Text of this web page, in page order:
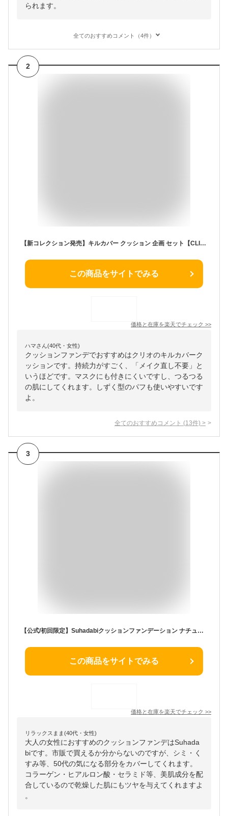
られます。
全てのおすすめコメント（4件）
2
【新コレクション発売】キルカバー クッション 企画 セット【CLIO（クリオ）公式】メイク クッションファンデ ファンデ ベース カバー力 毛穴カバー メッシュ グロウ 韓国ヘリテージ コレクション 韓国 コスメ
この商品をサイトでみる
価格と在庫を楽天でチェック >>
ハマさん(40代・女性)
クッションファンデでおすすめはクリオのキルカバーク
ッションです。持続力がすごく、「メイク直し不要」と
いうほどです。マスクにも付きにくいですし、つるつる
の肌にしてくれます。しずく型のパフも使いやすいです
よ。
全てのおすすめコメント (13件) >
3
【公式/初回限定】Suhadabiクッションファンデーション ナチュラルベージュ ナチュラルオークル / SPF50+ リキッドファンデ 40代 50代 60代 70代 80代 ツヤ シミ シワ くすみ カバー力 崩れない 時短メイク
この商品をサイトでみる
価格と在庫を楽天でチェック >>
リラックスまま(40代・女性)
大人の女性におすすめのクッションファンデはSuhada
biです。市販で買えるか分からないのですが、シミ・く
すみ等、50代の気になる部分をカバーしてくれます。
コラーゲン・ヒアルロン酸・セラミド等、美肌成分を配
合しているので乾燥した肌にもツヤを与えてくれますよ
。